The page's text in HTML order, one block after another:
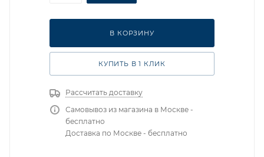
В КОРЗИНУ
КУПИТЬ В 1 КЛИК
Рассчитать доставку
Самовывоз из магазина в Москве -
бесплатно
Доставка по Москве - бесплатно